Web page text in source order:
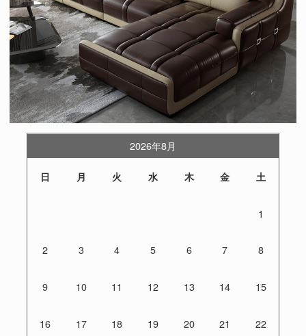
2026年8月
日 月 火 水 木 金 土
1
2 3 4 5 6 7 8
9 10 11 12 13 14 15
16 17 18 19 20 21 22